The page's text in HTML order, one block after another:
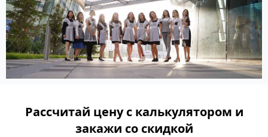
Рассчитай цену с калькулятором и
закажи со скидкой